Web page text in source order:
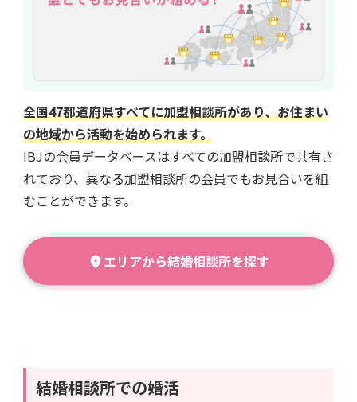
全国47都道府県すべてに加盟相談所があり、お住まい
の地域から活動を始められます。
IBJの会員データベースはすべての加盟相談所で共有さ
れており、異なる加盟相談所の会員でもお見合いを組
むことができます。
エリアから結婚相談所を探す
結婚相談所での婚活